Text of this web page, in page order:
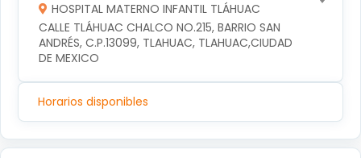
HOSPITAL MATERNO INFANTIL TLÁHUAC
CALLE TLÁHUAC CHALCO NO.215, BARRIO SAN
ANDRÉS, C.P.13099, TLAHUAC, TLAHUAC,CIUDAD
DE MEXICO
Horarios disponibles